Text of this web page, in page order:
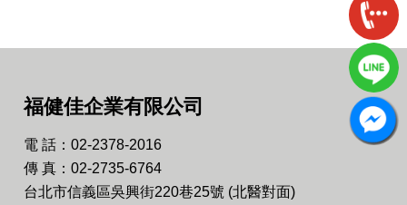
福健佳企業有限公司
電 話：02-2378-2016
傳 真：02-2735-6764
台北市信義區吳興街220巷25號 (北醫對面)